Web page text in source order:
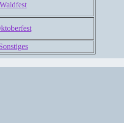
Waldfest